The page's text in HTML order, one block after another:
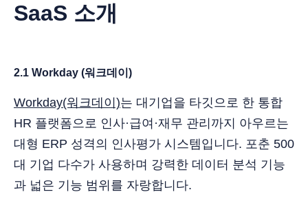
SaaS 소개
2.1 Workday (워크데이)
Workday(워크데이)는 대기업을 타깃으로 한 통합
HR 플랫폼으로 인사·급여·재무 관리까지 아우르는
대형 ERP 성격의 인사평가 시스템입니다. 포춘 500
대 기업 다수가 사용하며 강력한 데이터 분석 기능
과 넓은 기능 범위를 자랑합니다.